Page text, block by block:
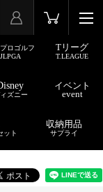
ロゴルフ
JLPGA
Tリーグ
T.LEAGUE
ズニー
イベント
event
ット
収納用品
サプライ